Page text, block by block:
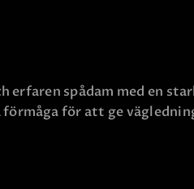
erfaren spådam med en
förmåga för att ge